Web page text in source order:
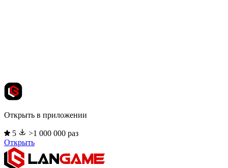
Открыть в приложении
5
>1 000 000 раз
Открыть